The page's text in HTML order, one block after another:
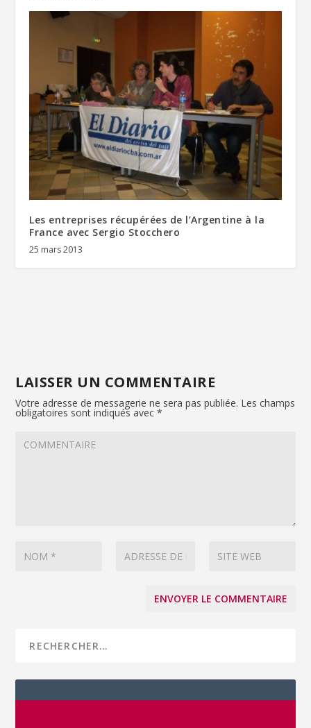
Les entreprises récupérées de l’Argentine à la
France avec Sergio Stocchero
25 mars 2013
LAISSER UN COMMENTAIRE
Votre adresse de messagerie ne sera pas publiée. Les champs
obligatoires sont indiqués avec*